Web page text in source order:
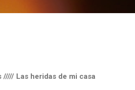
Las heridas de mi casa